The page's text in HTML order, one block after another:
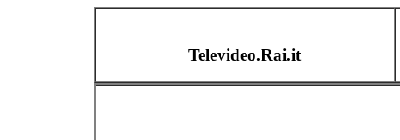
Televideo.Rai.it